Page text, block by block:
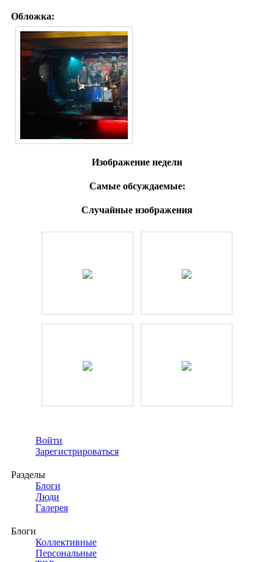
Обложка:
Изображение недели
Самые обсуждаемые:
Случайные изображения
Войти
Зарегистрироваться
Разделы
Блоги
Люди
Галерея
Блоги
Коллективные
Персональные